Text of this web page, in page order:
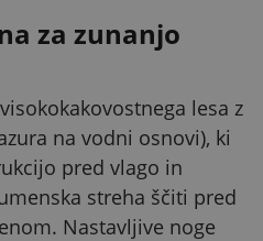
za zunanjo
lesa z
na vodni osnovi), ki
pred vlago in
streha ščiti pred
Nastavljive noge